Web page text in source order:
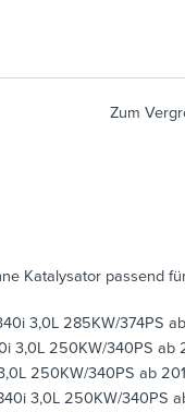
Zum
Katalysator passend
3,0L 285KW/374PS
3,0L 250KW/340PS ab
250KW/340PS ab
3,0L 250KW/340PS